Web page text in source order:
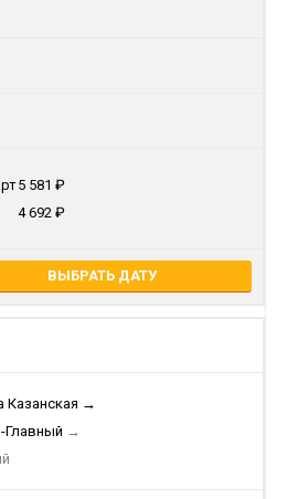
5 581
4 692
ВЫБРАТЬ ДАТУ
Казанская →
Главный →